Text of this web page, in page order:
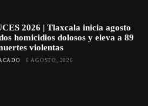
2026 | Tlaxcala inicia agosto
homicidios dolosos y eleva a 89
violentas
6 AGOSTO, 2026